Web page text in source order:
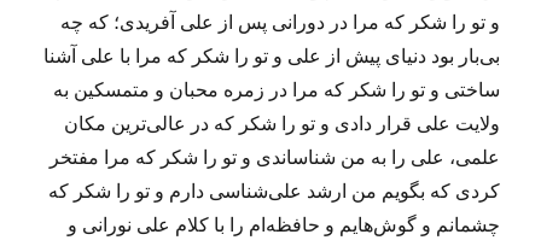
و تو را شکر که مرا در دورانی پس از علی آفریدی؛ که چه
بی‌بار بود دنیای پیش از علی و تو را شکر که مرا با علی آشنا
ساختی و تو را شکر که مرا در زمره محبان و متمسکین به
ولایت علی قرار دادی و تو را شکر که در عالی‌ترین مکان
علمی، علی را به من شناساندی و تو را شکر که مرا مفتخر
کردی که بگویم من ارشد علی‌شناسی دارم و تو را شکر که
چشمانم و گوش‌هایم و حافظه‌ام را با کلام علی نورانی و